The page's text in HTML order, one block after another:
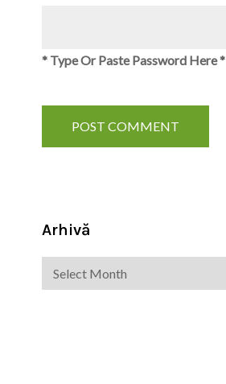
* Type Or Paste Password Here *
Arhivă
Arhivă